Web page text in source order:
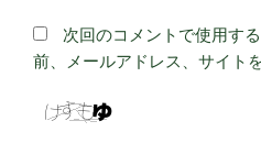
次回のコメントで使用す
前、メールアドレス、サイト